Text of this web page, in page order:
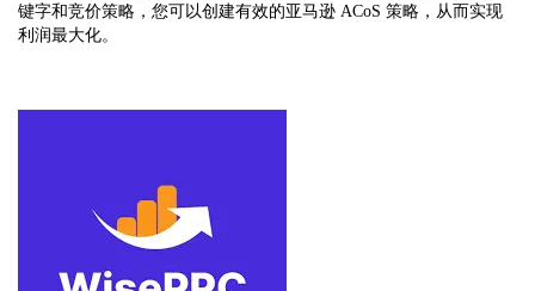
键字和竞价策略，您可以创建有效的亚马逊 ACoS 策略，从而实现
利润最大化。